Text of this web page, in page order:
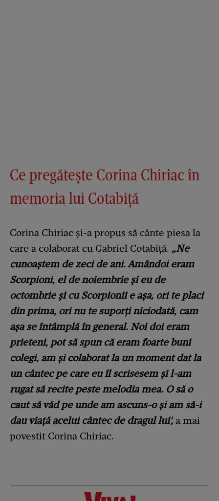
Ce pregătește Corina Chiriac în
memoria lui Cotabiță
Corina Chiriac și-a propus să cânte piesa la
care a colaborat cu Gabriel Cotabiță. „Ne
cunoaștem de zeci de ani. Amândoi eram
Scorpioni, el de noiembrie și eu de
octombrie și cu Scorpionii e așa, ori te placi
din prima, ori nu te suporți niciodată, cam
așa se întâmplă în general. Noi doi eram
prieteni, pot să spun că eram foarte buni
colegi, am și colaborat la un moment dat la
un cântec pe care eu îl scrisesem și l-am
rugat să recite peste melodia mea. O să o
caut să văd pe unde am ascuns-o și am să-i
dau viață acelui cântec de dragul lui', a mai
povestit Corina Chiriac.